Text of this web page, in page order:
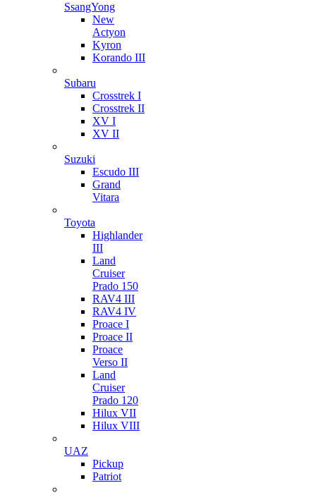
SsangYong
New
Actyon
Kyron
Korando III
Subaru
Crosstrek I
Crosstrek II
XV I
XV II
Suzuki
Escudo III
Grand
Vitara
Toyota
Highlander
III
Land
Cruiser
Prado 150
RAV4 III
RAV4 IV
Proace I
Proace II
Proace
Verso II
Land
Cruiser
Prado 120
Hilux VII
Hilux VIII
UAZ
Pickup
Patriot